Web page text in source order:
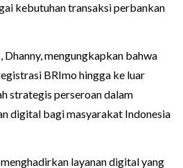
kebutuhan transaksi perbankan
mengungkapkan bahwa
BRImo hingga ke luar
strategis perseroan dalam
digital bagi masyarakat Indonesia
layanan digital yang